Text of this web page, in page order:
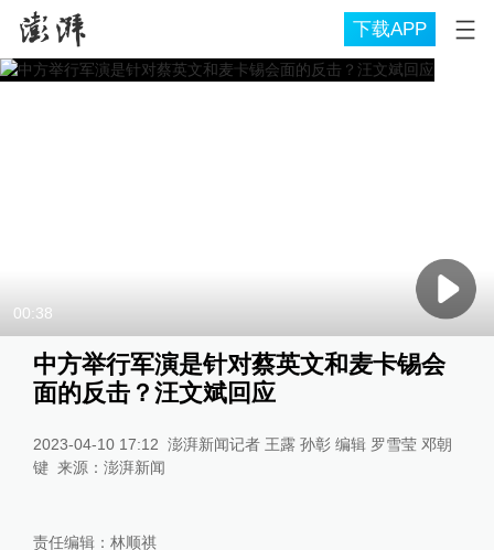
下载APP
00:38
中方举行军演是针对蔡英文和麦卡锡会
面的反击？汪文斌回应
2023-04-10 17:12 澎湃新闻记者 王露 孙彰 编辑 罗雪莹 邓朝
键 来源： 澎湃新闻
责任编辑： 林顺祺